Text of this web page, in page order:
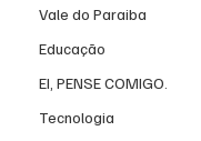
Vale do Paraiba
Educação
EI, PENSE COMIGO.
Tecnologia